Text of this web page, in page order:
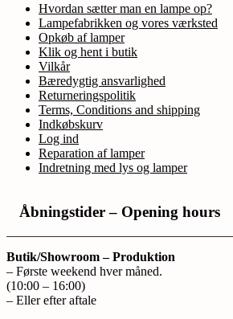
Hvordan sætter man en lampe op?
Lampefabrikken og vores værksted
Opkøb af lamper
Klik og hent i butik
Vilkår
Bæredygtig ansvarlighed
Returneringspolitik
Terms, Conditions and shipping
Indkøbskurv
Log ind
Reparation af lamper
Indretning med lys og lamper
Åbningstider – Opening hours
Butik/Showroom – Produktion
– Første weekend hver måned.
(10:00 – 16:00)
– Eller efter aftale